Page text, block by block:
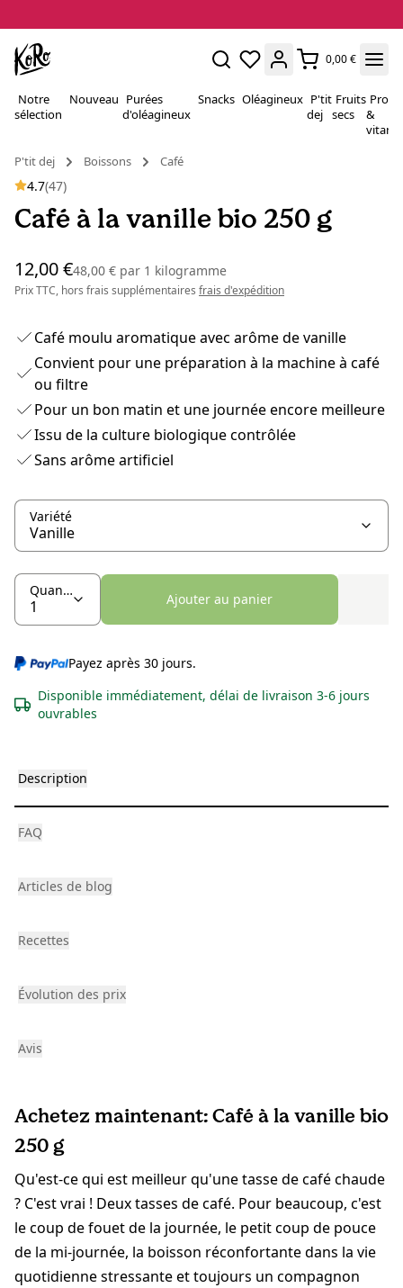
0,00 €
Notre
sélection
Nouveau Purées
d'oléagineux
Snacks Oléagineux P'tit
dej
Fruits
secs
&
P'tit dej
Boissons Café
4.7(47)
Café à la vanille bio 250 g
12,00 €48,00 € par 1 kilogramme
Prix TTC, hors frais supplémentaires frais d'expédition
Café moulu aromatique avec arôme de vanille
Convient pour une préparation à la machine à café
ou filtre
Pour un bon matin et une journée encore meilleure
Issu de la culture biologique contrôlée
Sans arôme artificiel
Variété
Quantité
Ajouter au panier
Payez après 30 jours.
Disponible immédiatement, délai de livraison 3-6 jours
ouvrables
Description
FAQ
Articles de blog
Recettes
Évolution des prix
Avis
Achetez maintenant: Café à la vanille bio
250 g
Qu'est-ce qui est meilleur qu'une tasse de café chaude
? C'est vrai ! Deux tasses de café. Pour beaucoup, c'est
le coup de fouet de la journée, le petit coup de pouce
de la mi-journée, la boisson réconfortante dans la vie
quotidienne stressante et toujours un compagnon